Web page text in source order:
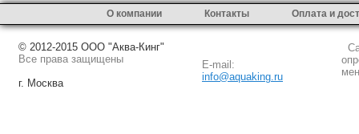
О компании Контакты Оплата и
© 2012-2015 ООО "Аква-Кинг"
Все права защищены
г. Москва
E-mail:
info@aquaking.ru